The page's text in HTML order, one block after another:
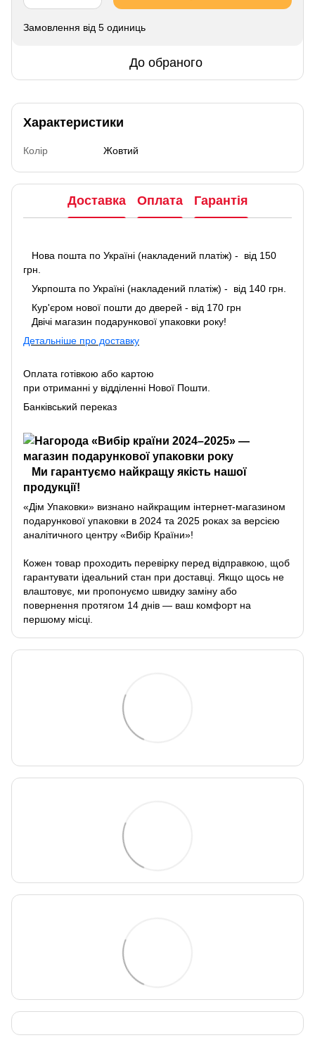
Замовлення від 5 одиниць
До обраного
Характеристики
Колір Жовтий
Доставка Оплата Гарантія
Нова пошта по Україні (накладений платіж) - від 150
грн.
Укрпошта по Україні (накладений платіж) - від 140 грн.
Кур'єром нової пошти до дверей - від 170 грн
Двічі магазин подарункової упаковки року!
Детальніше про доставку
Оплата готівкою або картою
при отриманні у відділенні Нової Пошти.
Банківський переказ
Ми гарантуємо найкращу якість нашої
продукції!
«Дім Упаковки» визнано найкращим інтернет-магазином
подарункової упаковки в 2024 та 2025 роках за версією
аналітичного центру «Вибір Країни»!
Кожен товар проходить перевірку перед відправкою, щоб
гарантувати ідеальний стан при доставці. Якщо щось не
влаштовує, ми пропонуємо швидку заміну або
повернення протягом 14 днів — ваш комфорт на
першому місці.